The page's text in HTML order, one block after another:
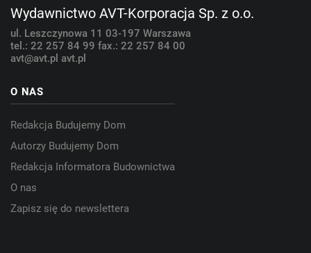
Wydawnictwo AVT-Korporacja Sp. z o.o.
ul. Leszczynowa 11 03-197 Warszawa
tel.: 22 257 84 99 fax.: 22 257 84 00
avt@avt.pl avt.pl
O NAS
Redakcja Budujemy Dom
Autorzy Budujemy Dom
Redakcja Informatora Budownictwa
O nas
Zapisz się do newslettera